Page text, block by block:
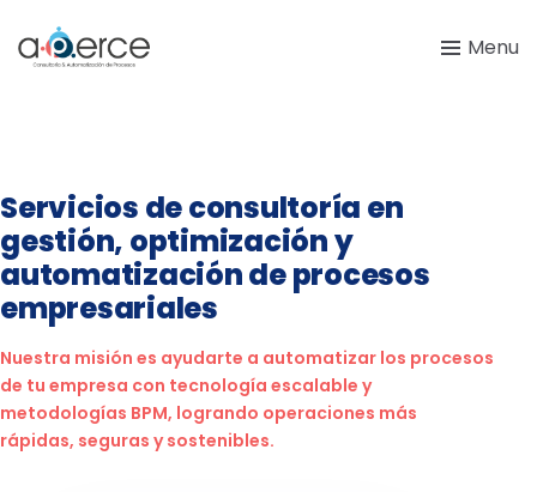
Menu
Servicios de consultoría en
gestión, optimización y
automatización de procesos
empresariales
Nuestra misión es ayudarte a automatizar los procesos
de tu empresa con tecnología escalable y
metodologías BPM, logrando operaciones más
rápidas, seguras y sostenibles.